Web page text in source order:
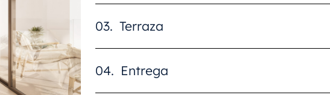
03. Terraza
04. Entrega